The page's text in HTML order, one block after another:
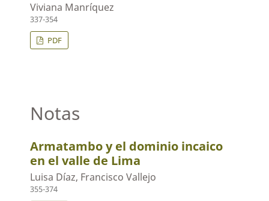
Viviana Manríquez
337-354
PDF
Notas
Armatambo y el dominio incaico
en el valle de Lima
Luisa Díaz, Francisco Vallejo
355-374